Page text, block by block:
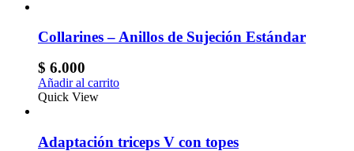
Collarines – Anillos de Sujeción Estándar
$ 6.000
Añadir al carrito
Quick View
Adaptación triceps V con topes